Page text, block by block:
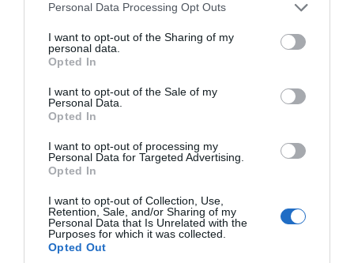
Please note that this website/app uses one or more Google
not limited to your visit or usage behaviour. You may click to
grant or deny consent to Google and its third-party tags to
use your data for below specified purposes in below Google
consent section.
Personal Data Processing Opt Outs
I want to opt-out of the Sharing of my
personal data.
Opted In
I want to opt-out of the Sale of my
Personal Data.
Opted In
I want to opt-out of processing my
Personal Data for Targeted Advertising.
Opted In
I want to opt-out of Collection, Use,
Retention, Sale, and/or Sharing of my
Personal Data that Is Unrelated with the
Purposes for which it was collected.
Opted Out
συγκεκριμένα στα άρθρα 1 έως 5.
Οι δικαιούχοι της ανωτέρω μείωσης αφορούν τα
χώρους οίκησή τους της κυρίας μονίμου
κατοικίας τους που βρίσκονται στα όρια του
αρμόδια υπηρεσία του Δήμου πλέον του
αντίστοιχου αποδεικτικού ιδιότητάς τους (όπως
1. Αίτηση – υπεύθυνη δήλωση
2. Πρόσφατο λογαριασμό της ΔΕΗ
3. Φορολογική δήλωση (Ε1). Σε περίπτωση που
δεν υποβάλλεται φορ. δήλωση, βεβαίωση περί